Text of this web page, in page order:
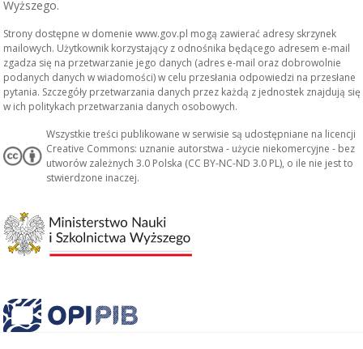
Wyższego.
Strony dostępne w domenie www.gov.pl mogą zawierać adresy skrzynek
mailowych. Użytkownik korzystający z odnośnika będącego adresem e-mail
zgadza się na przetwarzanie jego danych (adres e-mail oraz dobrowolnie
podanych danych w wiadomości) w celu przesłania odpowiedzi na przesłane
pytania. Szczegóły przetwarzania danych przez każdą z jednostek znajdują się
w ich politykach przetwarzania danych osobowych.
Wszystkie treści publikowane w serwisie są udostępniane na licencji
Creative Commons: uznanie autorstwa - użycie niekomercyjne - bez
utworów zależnych 3.0 Polska (CC BY-NC-ND 3.0 PL), o ile nie jest to
stwierdzone inaczej.